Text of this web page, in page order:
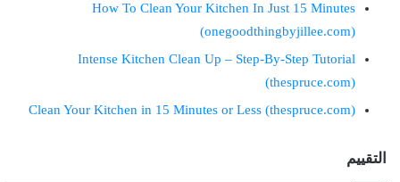
How To Clean Your Kitchen In Just 15 Minutes
(onegoodthingbyjillee.com)
Intense Kitchen Clean Up – Step-By-Step Tutorial
(thespruce.com)
Clean Your Kitchen in 15 Minutes or Less (thespruce.com)
التقييم